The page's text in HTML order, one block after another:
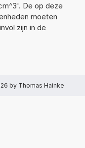
De op deze
moeten
zijn in de
by Thomas Hainke